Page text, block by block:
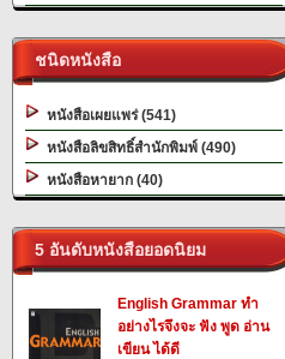
ชนิดหนังสือ
หนังสือเผยแพร่ (541)
หนังสือลิขสิทธิ์สำนักพิมพ์ (490)
หนังสือหายาก (40)
5 อันดับหนังสือยอดนิยม
English Grammar ทำ
อย่างไรจึงจะ ฟัง พูด อ่าน
เขียน ได้ดี